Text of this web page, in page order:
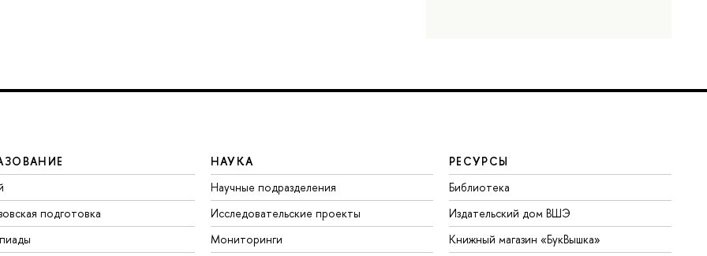
подготовка
НАУКА
Научные подразделения
Исследовательские проекты
Мониторинги
РЕСУРСЫ
Библиотека
Издательский дом ВШЭ
Книжный магазин «БукВышка»